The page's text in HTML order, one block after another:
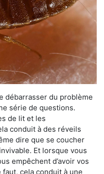
débarrasser du problème
série de questions.
de lit et les
conduit à des réveils
dire que se coucher
Et lorsque vous
empêchent d’avoir vos
cela conduit à une